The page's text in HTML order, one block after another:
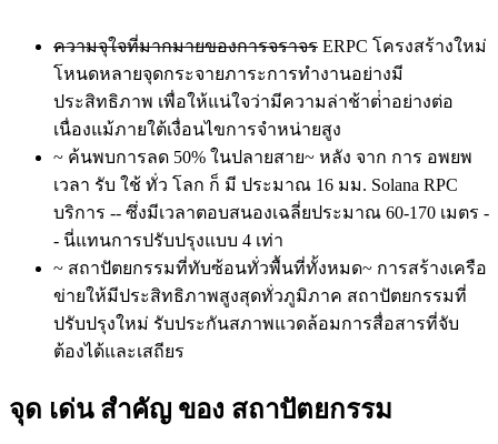
ความจุใจที่มากมายของการจราจร ERPC โครงสร้างใหม่
โหนดหลายจุดกระจายภาระการทํางานอย่างมี
ประสิทธิภาพ เพื่อให้แน่ใจว่ามีความล่าช้าต่ําอย่างต่อ
เนื่องแม้ภายใต้เงื่อนไขการจําหน่ายสูง
~ ค้นพบการลด 50% ในปลายสาย~ หลัง จาก การ อพยพ
เวลา รับ ใช้ ทั่ว โลก ก็ มี ประมาณ 16 มม. Solana RPC
บริการ -- ซึ่งมีเวลาตอบสนองเฉลี่ยประมาณ 60-170 เมตร -
- นี่แทนการปรับปรุงแบบ 4 เท่า
~ สถาปัตยกรรมที่ทับซ้อนทั่วพื้นที่ทั้งหมด~ การสร้างเครือ
ข่ายให้มีประสิทธิภาพสูงสุดทั่วภูมิภาค สถาปัตยกรรมที่
ปรับปรุงใหม่ รับประกันสภาพแวดล้อมการสื่อสารที่จับ
ต้องได้และเสถียร
จุด เด่น สําคัญ ของ สถาปัตยกรรม